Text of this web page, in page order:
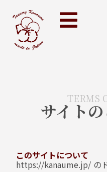
TERMS
サイト
このサイトについて
https://kanaume.jp/ の